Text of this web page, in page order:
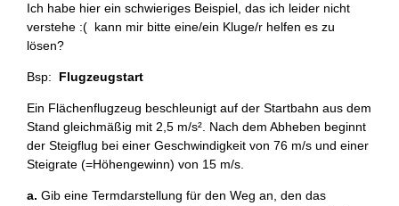
Ich habe hier ein schwieriges Beispiel, das ich leider nicht
verstehe :( kann mir bitte eine/ein Kluge/r helfen es zu
lösen?
Bsp: Flugzeugstart
Ein Flächenflugzeug beschleunigt auf der Startbahn aus dem
Stand gleichmäßig mit 2,5 m/s². Nach dem Abheben beginnt
der Steigflug bei einer Geschwindigkeit von 76 m/s und einer
Steigrate (=Höhengewinn) von 15 m/s.
a. Gib eine Termdarstellung für den Weg an, den das